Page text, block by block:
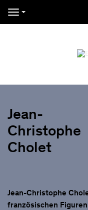
Navigation
Jean-
Christophe
Cholet
Jean-Christophe
französischen